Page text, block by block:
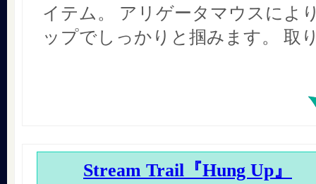
イテム。 アリゲータマウスによ
ップでしっかりと掴みます。 取
Stream Trail『Hung Up』